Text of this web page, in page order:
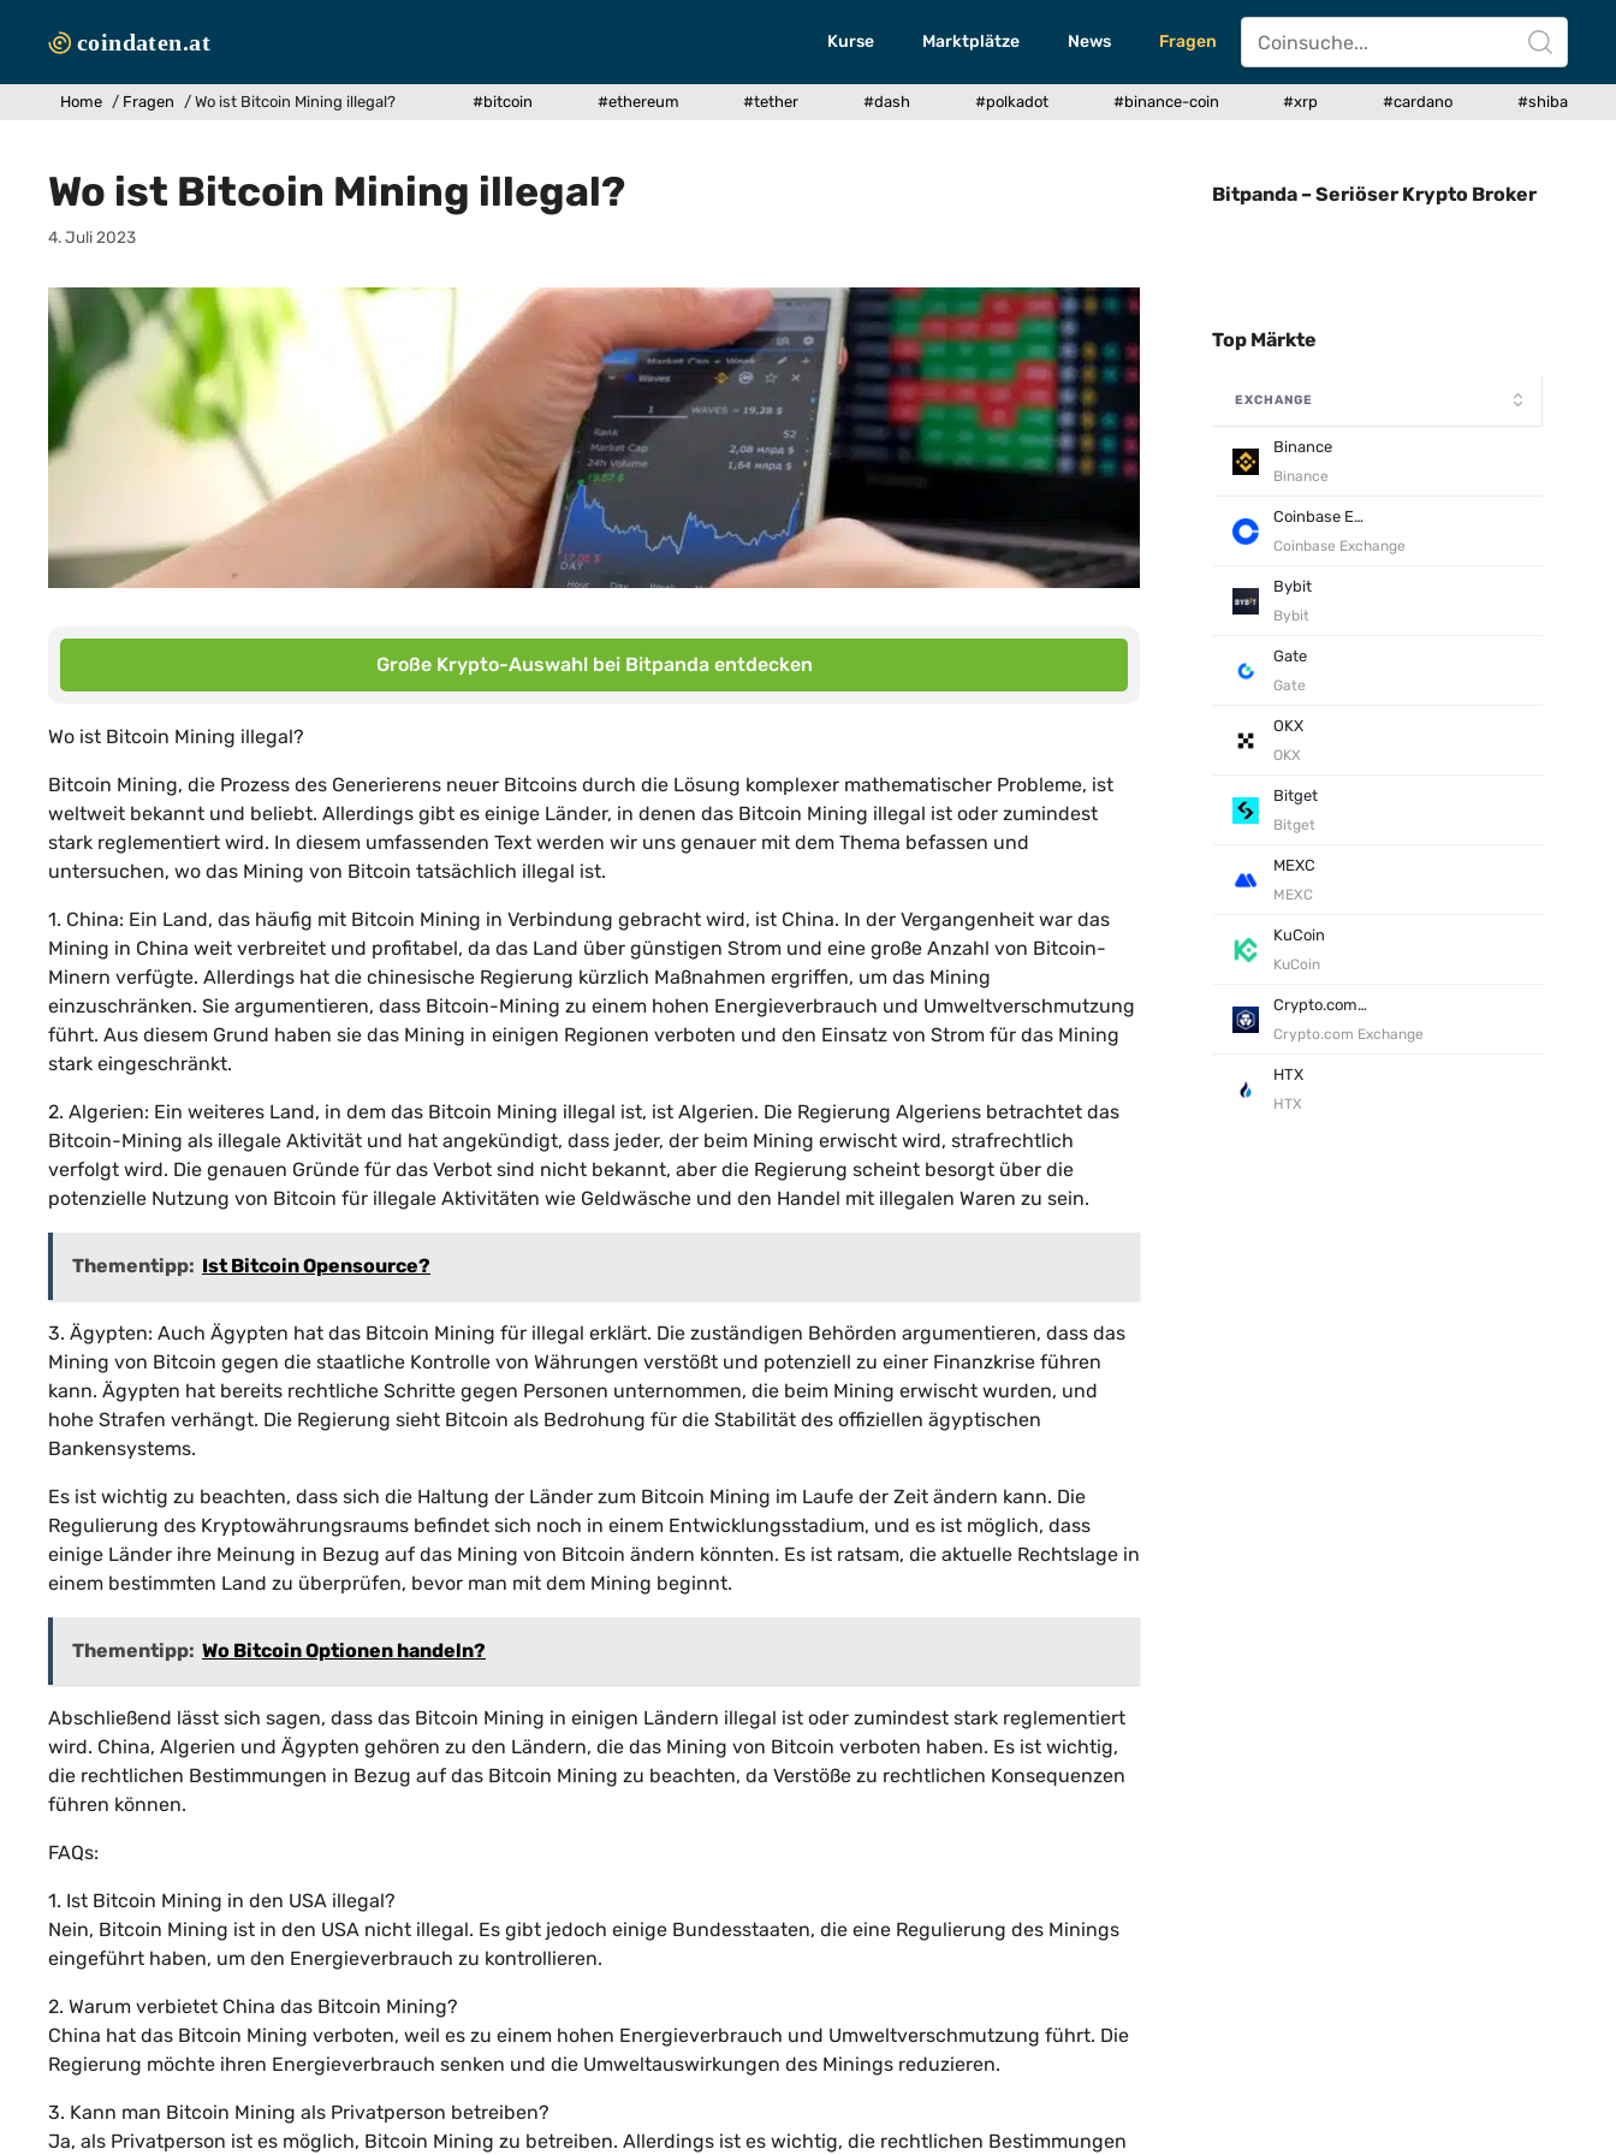
Inhalt
Kurse Marktplätze News Fragen
Home / Fragen / Wo ist Bitcoin Mining illegal? #bitcoin #ethereum #tether #dash #polkadot #binance-coin #xrp #cardano #shiba
Wo ist Bitcoin Mining illegal?
4. Juli 2023
Große Krypto-Auswahl bei Bitpanda entdecken
Wo ist Bitcoin Mining illegal?
Bitcoin Mining, die Prozess des Generierens neuer Bitcoins durch die Lösung komplexer mathematischer Probleme, ist
weltweit bekannt und beliebt. Allerdings gibt es einige Länder, in denen das Bitcoin Mining illegal ist oder zumindest
stark reglementiert wird. In diesem umfassenden Text werden wir uns genauer mit dem Thema befassen und
untersuchen, wo das Mining von Bitcoin tatsächlich illegal ist.
1. China: Ein Land, das häufig mit Bitcoin Mining in Verbindung gebracht wird, ist China. In der Vergangenheit war das
Mining in China weit verbreitet und profitabel, da das Land über günstigen Strom und eine große Anzahl von Bitcoin-
Minern verfügte. Allerdings hat die chinesische Regierung kürzlich Maßnahmen ergriffen, um das Mining
einzuschränken. Sie argumentieren, dass Bitcoin-Mining zu einem hohen Energieverbrauch und Umweltverschmutzung
führt. Aus diesem Grund haben sie das Mining in einigen Regionen verboten und den Einsatz von Strom für das Mining
stark eingeschränkt.
2. Algerien: Ein weiteres Land, in dem das Bitcoin Mining illegal ist, ist Algerien. Die Regierung Algeriens betrachtet das
Bitcoin-Mining als illegale Aktivität und hat angekündigt, dass jeder, der beim Mining erwischt wird, strafrechtlich
verfolgt wird. Die genauen Gründe für das Verbot sind nicht bekannt, aber die Regierung scheint besorgt über die
potenzielle Nutzung von Bitcoin für illegale Aktivitäten wie Geldwäsche und den Handel mit illegalen Waren zu sein.
Thementipp: Ist Bitcoin Opensource?
3. Ägypten: Auch Ägypten hat das Bitcoin Mining für illegal erklärt. Die zuständigen Behörden argumentieren, dass das
Mining von Bitcoin gegen die staatliche Kontrolle von Währungen verstößt und potenziell zu einer Finanzkrise führen
kann. Ägypten hat bereits rechtliche Schritte gegen Personen unternommen, die beim Mining erwischt wurden, und
hohe Strafen verhängt. Die Regierung sieht Bitcoin als Bedrohung für die Stabilität des offiziellen ägyptischen
Bankensystems.
Es ist wichtig zu beachten, dass sich die Haltung der Länder zum Bitcoin Mining im Laufe der Zeit ändern kann. Die
Regulierung des Kryptowährungsraums befindet sich noch in einem Entwicklungsstadium, und es ist möglich, dass
einige Länder ihre Meinung in Bezug auf das Mining von Bitcoin ändern könnten. Es ist ratsam, die aktuelle Rechtslage in
einem bestimmten Land zu überprüfen, bevor man mit dem Mining beginnt.
Thementipp: Wo Bitcoin Optionen handeln?
Abschließend lässt sich sagen, dass das Bitcoin Mining in einigen Ländern illegal ist oder zumindest stark reglementiert
wird. China, Algerien und Ägypten gehören zu den Ländern, die das Mining von Bitcoin verboten haben. Es ist wichtig,
die rechtlichen Bestimmungen in Bezug auf das Bitcoin Mining zu beachten, da Verstöße zu rechtlichen Konsequenzen
führen können.
FAQs:
1. Ist Bitcoin Mining in den USA illegal?
Nein, Bitcoin Mining ist in den USA nicht illegal. Es gibt jedoch einige Bundesstaaten, die eine Regulierung des Minings
eingeführt haben, um den Energieverbrauch zu kontrollieren.
2. Warum verbietet China das Bitcoin Mining?
China hat das Bitcoin Mining verboten, weil es zu einem hohen Energieverbrauch und Umweltverschmutzung führt. Die
Regierung möchte ihren Energieverbrauch senken und die Umweltauswirkungen des Minings reduzieren.
3. Kann man Bitcoin Mining als Privatperson betreiben?
Ja, als Privatperson ist es möglich, Bitcoin Mining zu betreiben. Allerdings ist es wichtig, die rechtlichen Bestimmungen
Bitpanda – Seriöser Krypto Broker
Top Märkte
EXCHANGE
Binance
Binance
Coinbase Exchange
Coinbase Exchange
Bybit
Bybit
Gate
Gate
OKX
OKX
Bitget
Bitget
MEXC
MEXC
KuCoin
KuCoin
Crypto.com Exchange
Crypto.com Exchange
HTX
HTX